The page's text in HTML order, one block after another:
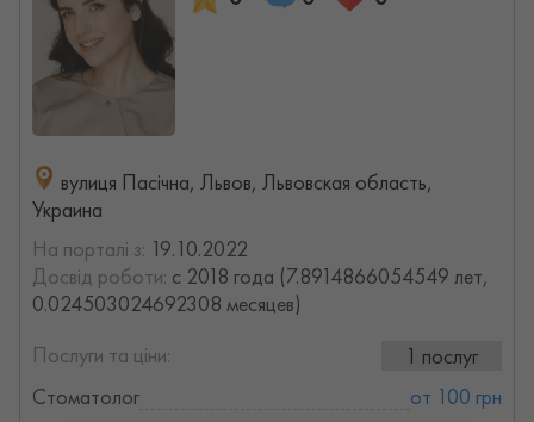
вулиця Пасічна, Львов, Львовская область,
Украина
На порталі з: 19.10.2022
Досвід роботи: с 2018 года (7.8914866054549 лет,
0.024503024692308 месяцев)
Послуги та ціни:
1 послуг
Стоматолог
от 100 грн